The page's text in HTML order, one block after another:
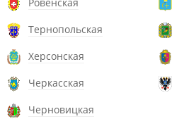
Тернопольская
Херсонская
Черкасская
Черновицкая